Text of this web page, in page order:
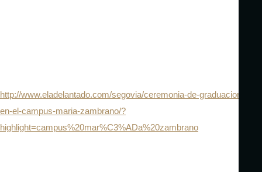
http://www.eladelantado.com/segovia/ceremonia-de-graduacion-
en-el-campus-maria-zambrano/?
highlight=campus%20mar%C3%ADa%20zambrano